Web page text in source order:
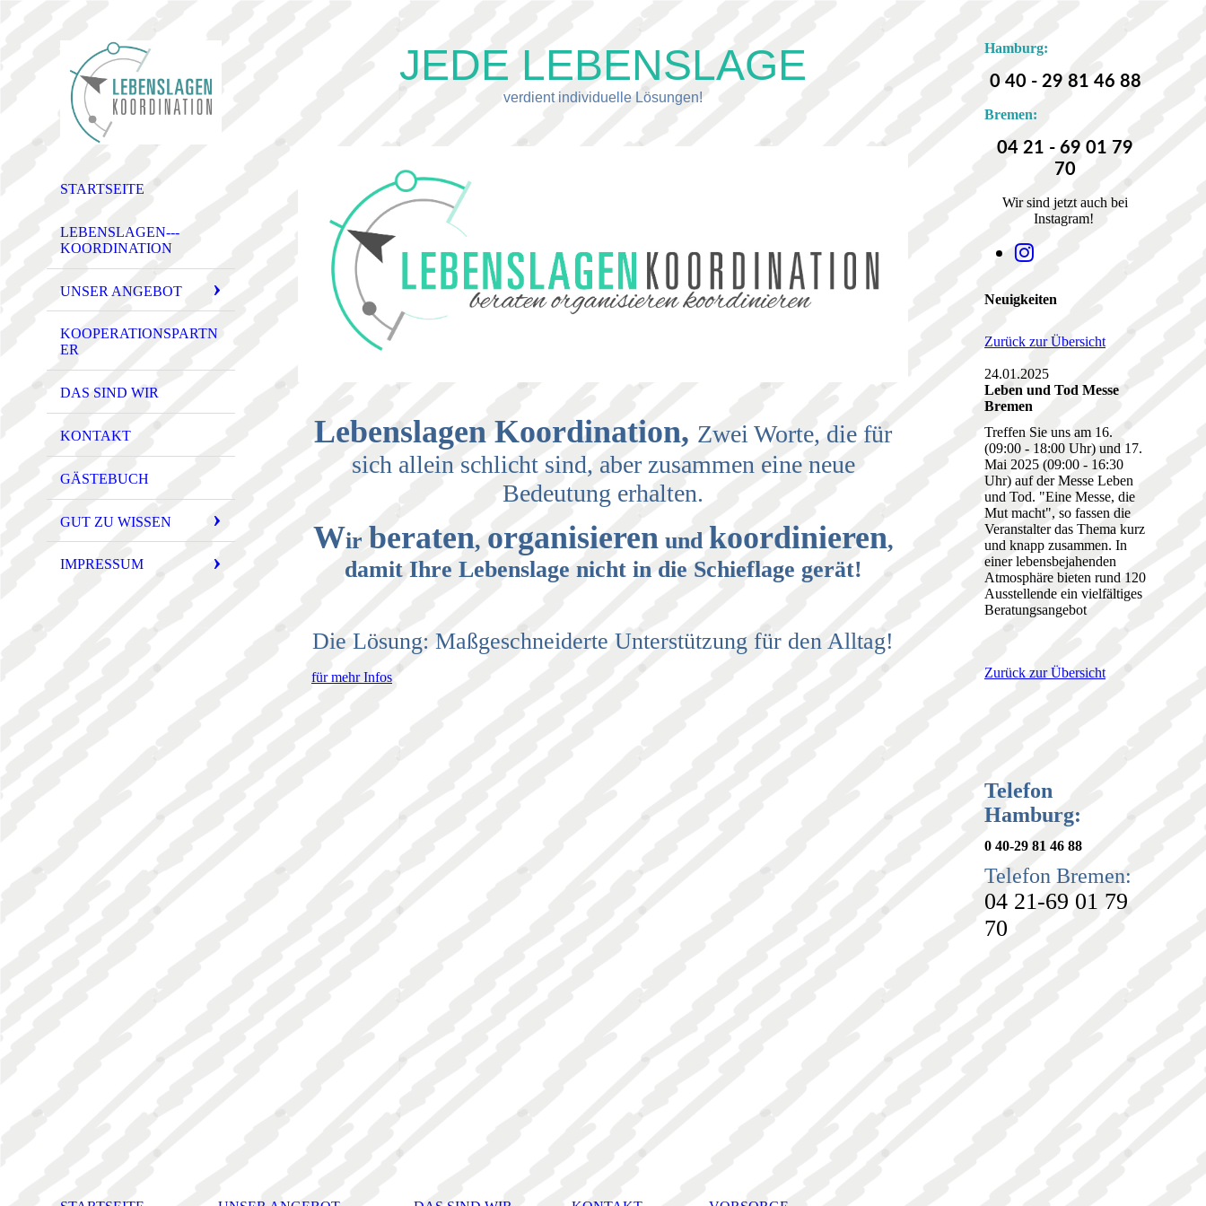
STARTSEITE
LEBENSLAGEN---
KOORDINATION
UNSER ANGEBOT
KOOPERATIONSPARTN
ER
DAS SIND WIR
KONTAKT
GÄSTEBUCH
GUT ZU WISSEN
IMPRESSUM
JEDE LEBENSLAGE
verdient individuelle Lösungen!
Lebenslagen Koordination, Zwei Worte, die für
sich allein schlicht sind, aber zusammen eine neue
Bedeutung erhalten.
Wir beraten, organisieren und koordinieren,
damit Ihre Lebenslage nicht in die Schieflage gerät!
Die Lösung: Maßgeschneiderte Unterstützung für den Alltag!
für mehr Infos
Hamburg:
0 40 - 29 81 46 88
Bremen:
04 21 - 69 01 79
70
Wir sind jetzt auch bei
Instagram!
Neuigkeiten
Zurück zur Übersicht
24.01.2025
Leben und Tod Messe
Bremen
Treffen Sie uns am 16.
(09:00 - 18:00 Uhr) und 17.
Mai 2025 (09:00 - 16:30
Uhr) auf der Messe Leben
und Tod. "Eine Messe, die
Mut macht", so fassen die
Veranstalter das Thema kurz
und knapp zusammen. In
einer lebensbejahenden
Atmosphäre bieten rund 120
Ausstellende ein vielfältiges
Beratungsangebot
Zurück zur Übersicht
Telefon
Hamburg:
0 40-29 81 46 88
Telefon Bremen:
04 21-69 01 79
70